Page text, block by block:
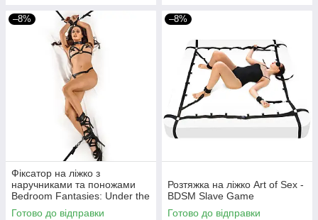
–8%
Фіксатор на ліжко з
наручниками та поножами
Bedroom Fantasies: Under the
bed Restraint Bondage Set
Готово до відправки
–8%
Розтяжка на ліжко Art of Sex -
BDSM Slave Game
Готово до відправки